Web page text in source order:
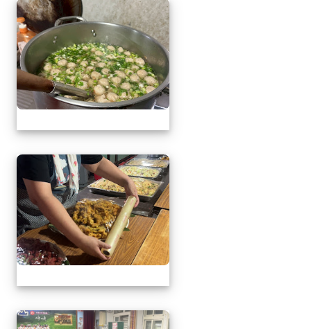
1150509母親節暨親職
1150509母親節暨親職
1150509母親節暨親職